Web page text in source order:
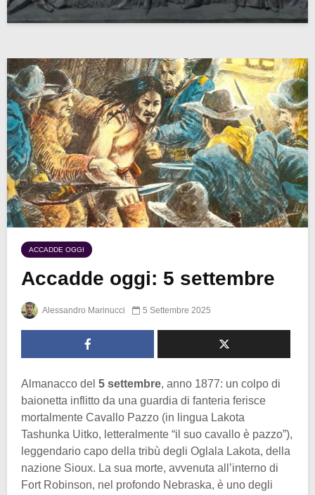
ACCADDE OGGI
Accadde oggi: 5 settembre
Alessandro Marinucci 5 Settembre 2025
Almanacco del 5 settembre, anno 1877: un colpo di
baionetta inflitto da una guardia di fanteria ferisce
mortalmente Cavallo Pazzo (in lingua Lakota
Tashunka Uitko, letteralmente “il suo cavallo è pazzo”),
leggendario capo della tribù degli Oglala Lakota, della
nazione Sioux. La sua morte, avvenuta all’interno di
Fort Robinson, nel profondo Nebraska, è uno degli